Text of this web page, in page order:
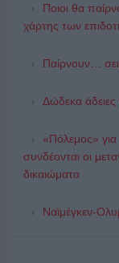
Ποιοι θα
χάρτης των
Παίρνουν…
Δώδεκα άδειες
«Πόλεμος»
συνδέονται οι
δικαιώματα
Ναϊμέγκεν-